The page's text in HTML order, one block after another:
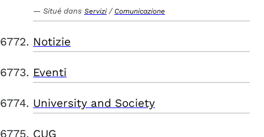
Situé dans Servizi / Comunicazione
Notizie
Eventi
University and Society
CUG